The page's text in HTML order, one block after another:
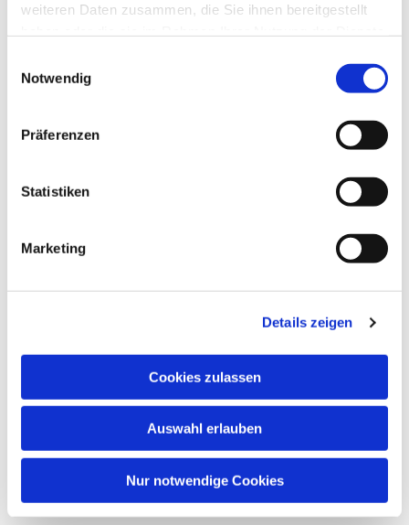
weiteren Daten zusammen, die Sie ihnen bereitgestellt
Notwendig
Präferenzen
Statistiken
Marketing
Details zeigen
Cookies zulassen
Auswahl erlauben
Nur notwendige Cookies
Paul-Gerhardt-Kirchengemeinde,